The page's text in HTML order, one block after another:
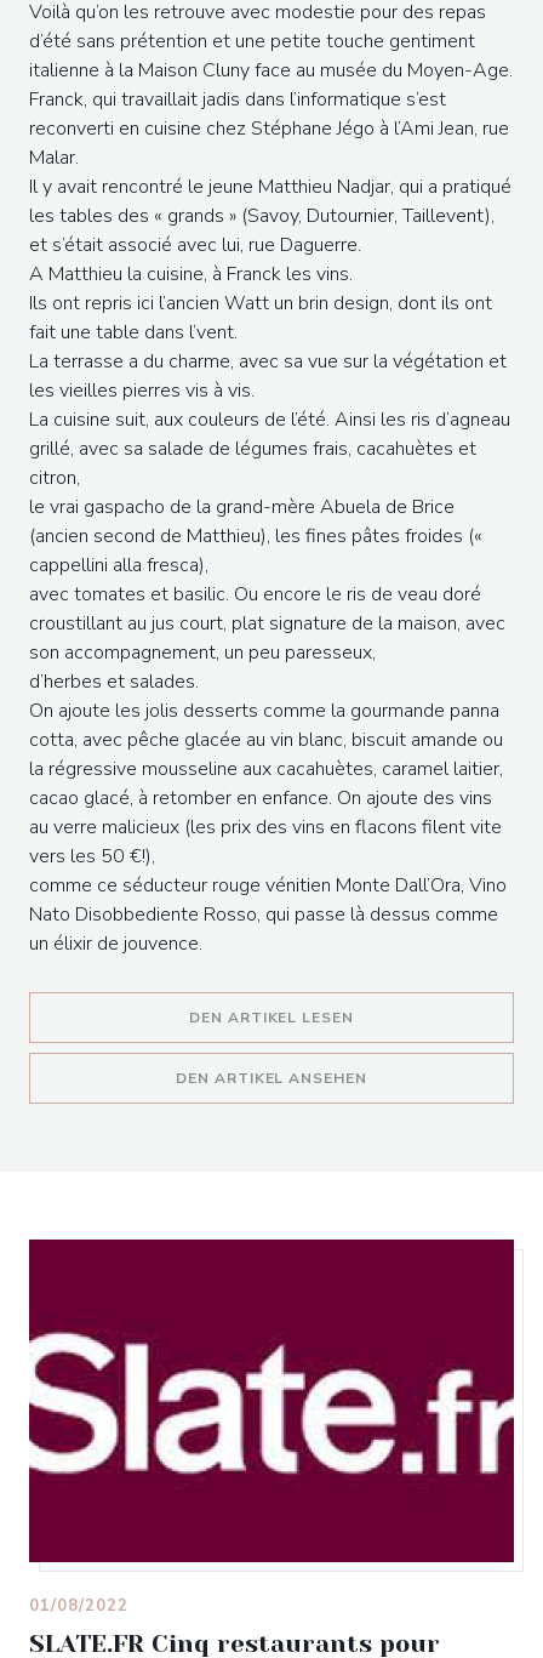
Voilà qu’on les retrouve avec modestie pour des repas
d’été sans prétention et une petite touche gentiment
italienne à la Maison Cluny face au musée du Moyen-Age.
Franck, qui travaillait jadis dans l’informatique s’est
reconverti en cuisine chez Stéphane Jégo à l’Ami Jean, rue
Malar.
Il y avait rencontré le jeune Matthieu Nadjar, qui a pratiqué
les tables des « grands » (Savoy, Dutournier, Taillevent),
et s’était associé avec lui, rue Daguerre.
A Matthieu la cuisine, à Franck les vins.
Ils ont repris ici l’ancien Watt un brin design, dont ils ont
fait une table dans l’vent.
La terrasse a du charme, avec sa vue sur la végétation et
les vieilles pierres vis à vis.
La cuisine suit, aux couleurs de l’été. Ainsi les ris d’agneau
grillé, avec sa salade de légumes frais, cacahuètes et
citron,
le vrai gaspacho de la grand-mère Abuela de Brice
(ancien second de Matthieu), les fines pâtes froides («
cappellini alla fresca),
avec tomates et basilic. Ou encore le ris de veau doré
croustillant au jus court, plat signature de la maison, avec
son accompagnement, un peu paresseux,
d’herbes et salades.
On ajoute les jolis desserts comme la gourmande panna
cotta, avec pêche glacée au vin blanc, biscuit amande ou
la régressive mousseline aux cacahuètes, caramel laitier,
cacao glacé, à retomber en enfance. On ajoute des vins
au verre malicieux (les prix des vins en flacons filent vite
vers les 50 €!),
comme ce séducteur rouge vénitien Monte Dall’Ora, Vino
Nato Disobbediente Rosso, qui passe là dessus comme
un élixir de jouvence.
DEN ARTIKEL LESEN
DEN ARTIKEL ANSEHEN
SLATE.FR Cinq restaurants pour
01/08/2022